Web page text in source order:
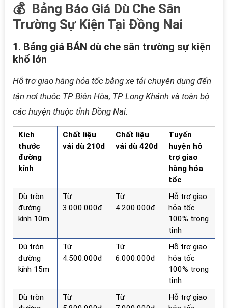
💰 Bảng Báo Giá Dù Che Sân
Trường Sự Kiện Tại Đồng Nai
1. Bảng giá BÁN dù che sân trường sự kiện
khổ lớn
Hỗ trợ giao hàng hỏa tốc bằng xe tải chuyên dụng đến
tận nơi thuộc TP. Biên Hòa, TP. Long Khánh và toàn bộ
các huyện thuộc tỉnh Đồng Nai.
Kích
thước
đường
kính
Chất liệu
vải dù 210d
Chất liệu
vải dù 420d
Tuyến
huyện hỗ
trợ giao
hàng hỏa
tốc
Dù tròn
đường
kính 10m
Từ
3.000.000đ
Từ
4.200.000đ
Hỗ trợ giao
hỏa tốc
100% trong
tỉnh
Dù tròn
đường
kính 15m
Từ
4.500.000đ
Từ
6.000.000đ
Hỗ trợ giao
hỏa tốc
100% trong
tỉnh
Dù tròn
Từ
Từ
Hỗ trợ giao